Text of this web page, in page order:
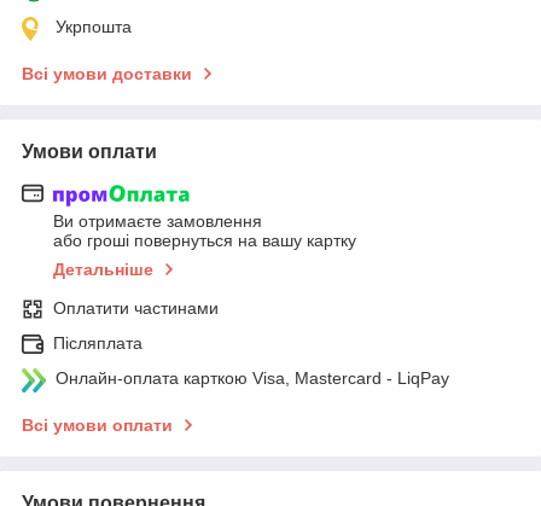
Укрпошта
Всі умови доставки
Умови оплати
Ви отримаєте замовлення
або гроші повернуться на вашу картку
Детальніше
Оплатити частинами
Післяплата
Онлайн-оплата карткою Visa, Mastercard - LiqPay
Всі умови оплати